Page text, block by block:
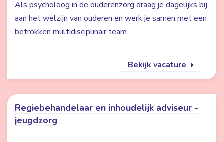
Als psycholoog in de ouderenzorg draag je dagelijks bij
aan het welzijn van ouderen en werk je samen met een
betrokken multidisciplinair team.
Bekijk vacature
Regiebehandelaar en inhoudelijk adviseur -
jeugdzorg